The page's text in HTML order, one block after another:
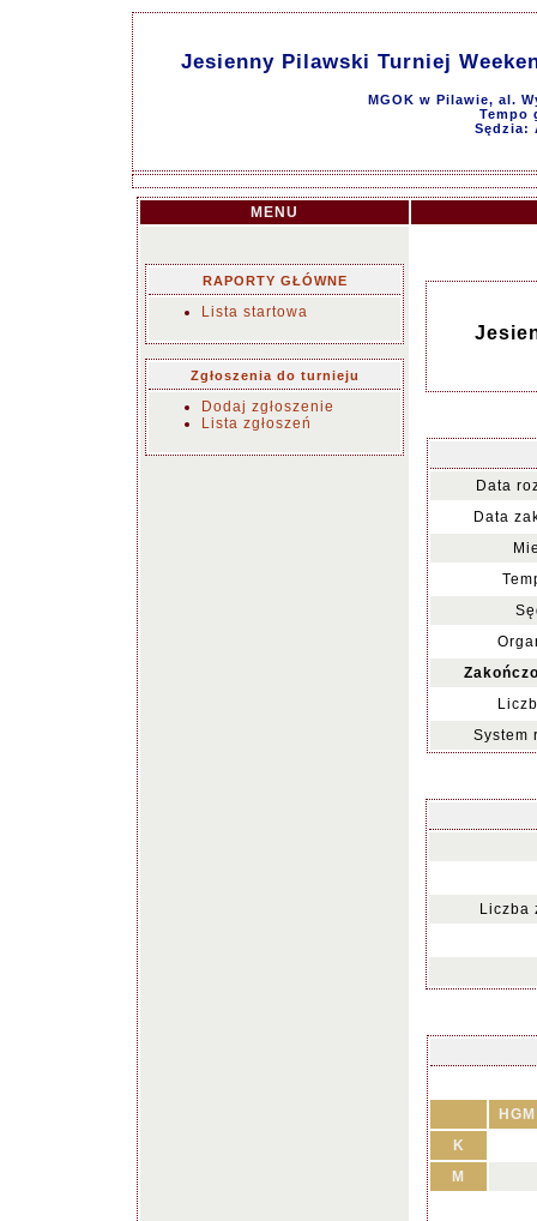
Jesienny Pilawski Turniej
MGOK w Pilawie, al.
Tempo
Sędzia:
MENU
RAPORTY GŁÓWNE
Lista startowa
Zgłoszenia do turnieju
Dodaj zgłoszenie
Lista zgłoszeń
Data
Data
System
Liczba
HGM
K
M